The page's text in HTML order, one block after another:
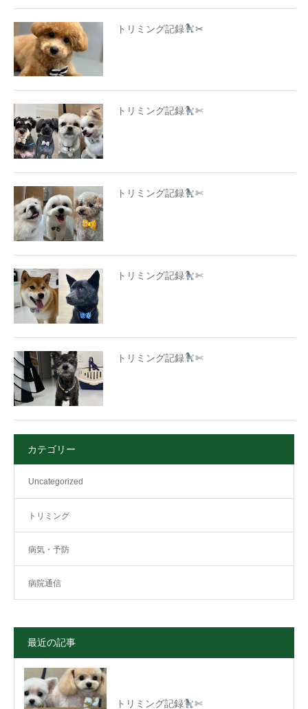
トリミング記録 ✂
トリミング記録 ✄
トリミング記録 ✄
トリミング記録 ✄
トリミング記録 ✄
カテゴリー
Uncategorized
トリミング
病気・予防
病院通信
最近の記事
トリミング記録 ✄